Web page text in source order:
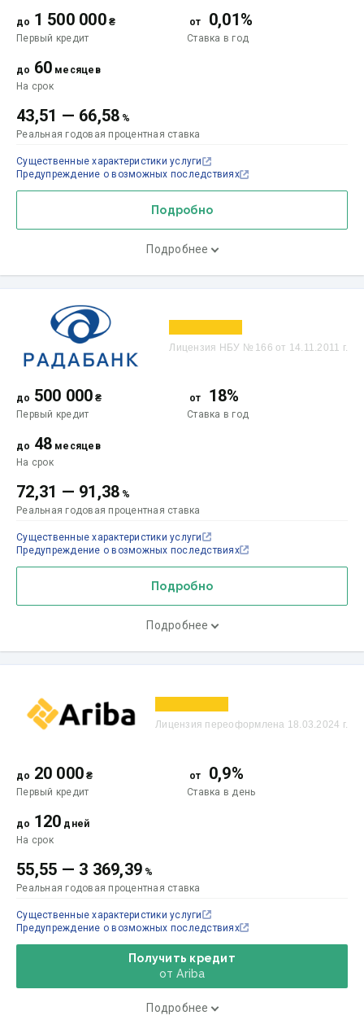
до 1 500 000 ₴
Первый кредит
от 0,01%
Ставка в год
до 60 месяцев
На срок
43,51 — 66,58 %
Реальная годовая процентная ставка
Подробно
Подробнее
Существенные характеристики услуги
Предупреждение о возможных последствиях
Лицензия НБУ № 166 от 14.11.2011 г.
до 500 000 ₴
Первый кредит
от 18%
Ставка в год
до 48 месяцев
На срок
72,31 — 91,38 %
Реальная годовая процентная ставка
Подробно
Подробнее
Существенные характеристики услуги
Предупреждение о возможных последствиях
Лицензия переоформлена 18.03.2024 г.
до 20 000 ₴
Первый кредит
от 0,9%
Ставка в день
до 120 дней
На срок
55,55 — 3 369,39 %
Реальная годовая процентная ставка
Получить кредит
от Ariba
Подробнее
Существенные характеристики услуги
Предупреждение о возможных последствиях